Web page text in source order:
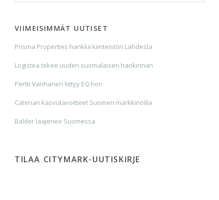
VIIMEISIMMÄT UUTISET
Prisma Properties hankkii kiinteistön Lahdesta
Logistea tekee uuden suomalaisen hankinnan
Pertti Vanhanen liittyy EQ:hon
Catenan kasvutavoitteet Suomen markkinoilla
Balder laajenee Suomessa
TILAA CITYMARK-UUTISKIRJE